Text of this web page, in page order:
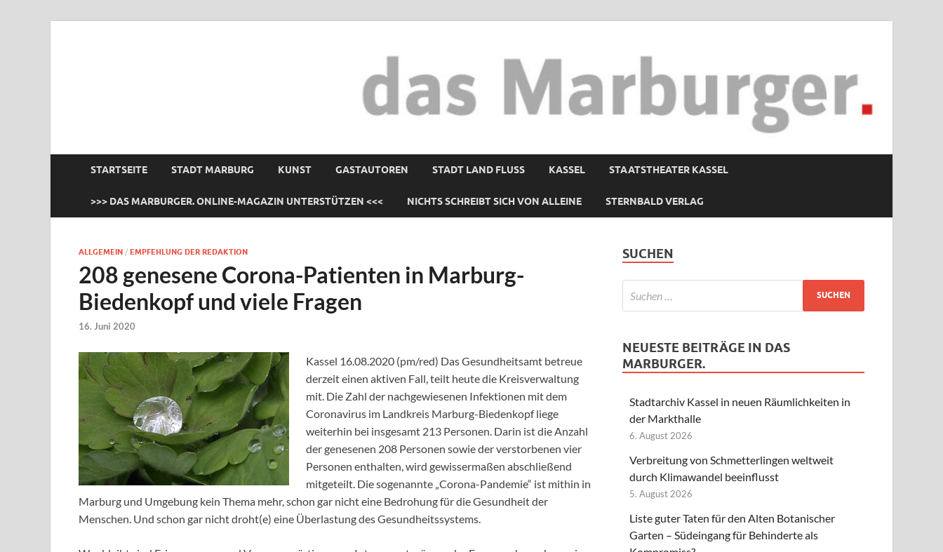
STARTSEITE STADT MARBURG KUNST GASTAUTOREN STADT LAND FLUSS KASSEL STAATSTHEATER KASSEL
>>> DAS MARBURGER. ONLINE-MAGAZIN UNTERSTÜTZEN <<< NICHTS SCHREIBT SICH VON ALLEINE STERNBALD VERLAG
ALLGEMEIN / EMPFEHLUNG DER REDAKTION
208 genesene Corona-Patienten in Marburg-
Biedenkopf und viele Fragen
16. Juni 2020
Kassel 16.08.2020 (pm/red) Das Gesundheitsamt betreue
derzeit einen aktiven Fall, teilt heute die Kreisverwaltung
mit. Die Zahl der nachgewiesenen Infektionen mit dem
Coronavirus im Landkreis Marburg-Biedenkopf liege
weiterhin bei insgesamt 213 Personen. Darin ist die Anzahl
der genesenen 208 Personen sowie der verstorbenen vier
Personen enthalten, wird gewissermaßen abschließend
mitgeteilt. Die sogenannte „Corona-Pandemie“ ist mithin in
Marburg und Umgebung kein Thema mehr, schon gar nicht eine Bedrohung für die Gesundheit der
Menschen. Und schon gar nicht droht(e) eine Überlastung des Gesundheitssystems.
SUCHEN
NEUESTE BEITRÄGE IN DAS
MARBURGER.
Stadtarchiv Kassel in neuen Räumlichkeiten in
der Markthalle
6. August 2026
Verbreitung von Schmetterlingen weltweit
durch Klimawandel beeinflusst
5. August 2026
Liste guter Taten für den Alten Botanischer
Garten – Südeingang für Behinderte als